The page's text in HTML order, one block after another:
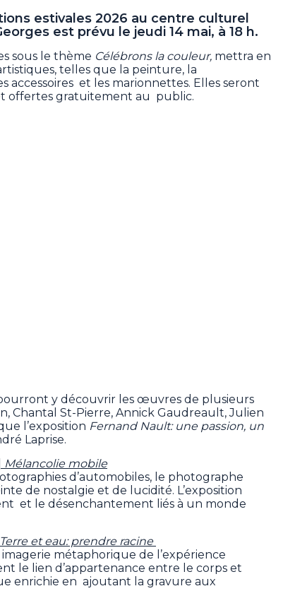
estivales 2026 au centre culturel
est prévu le jeudi 14 mai, à 18 h.
sous le thème Célébrons la couleur, mettra en
telles que la peinture, la
accessoires et les marionnettes. Elles seront
offertes gratuitement au public.
y découvrir les œuvres de plusieurs
Chantal St-Pierre, Annick Gaudreault, Julien
l’exposition Fernand Nault: une passion, un
Laprise.
Mélancolie mobile
d’automobiles, le photographe
de nostalgie et de lucidité. L’exposition
et le désenchantement liés à un monde
Terre et eau: prendre racine
métaphorique de l’expérience
le lien d’appartenance entre le corps et
enrichie en ajoutant la gravure aux